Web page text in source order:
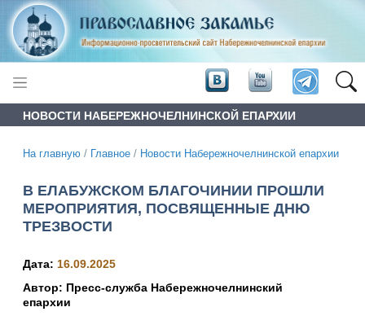
НОВОСТИ НАБЕРЕЖНОЧЕЛНИНСКОЙ ЕПАРХИИ
На главную / Главное / Новости Набережночелнинской епархии
В ЕЛАБУЖСКОМ БЛАГОЧИНИИ ПРОШЛИ
МЕРОПРИЯТИЯ, ПОСВЯЩЕННЫЕ ДНЮ
ТРЕЗВОСТИ
Дата: 16.09.2025
Автор: Пресс-служба Набережночелнинский
епархии